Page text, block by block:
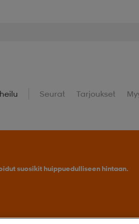
Seurat Tarjoukset
suosikit huippuedulliseen hintaan.